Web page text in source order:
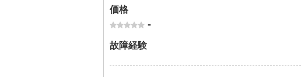
価格
-
故障経験